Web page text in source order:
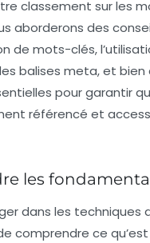
classement sur les
aborderons des
de mots-clés,
balises meta, et bien
pour garantir
référencé et
les
dans les techniques
comprendre ce qu’est